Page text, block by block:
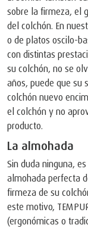
sobre la firmeza, el
del colchón. En
o de platos oscilo-
con distintas
su colchón, no se
años, puede que su
colchón nuevo
el colchón y no
producto.
La almohada
Sin duda ninguna,
almohada perfecta
firmeza de su
este motivo,
(ergonómicas o